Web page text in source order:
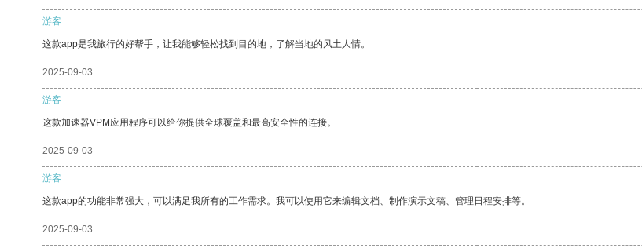
游客
这款app是我旅行的好帮手，让我能够轻松找到目的地，了解当地的风土人情。
2025-09-03
游客
这款加速器VPM应用程序可以给你提供全球覆盖和最高安全性的连接。
2025-09-03
游客
这款app的功能非常强大，可以满足我所有的工作需求。我可以使用它来编辑文档、制作演示文稿、管理日程安排等。
2025-09-03